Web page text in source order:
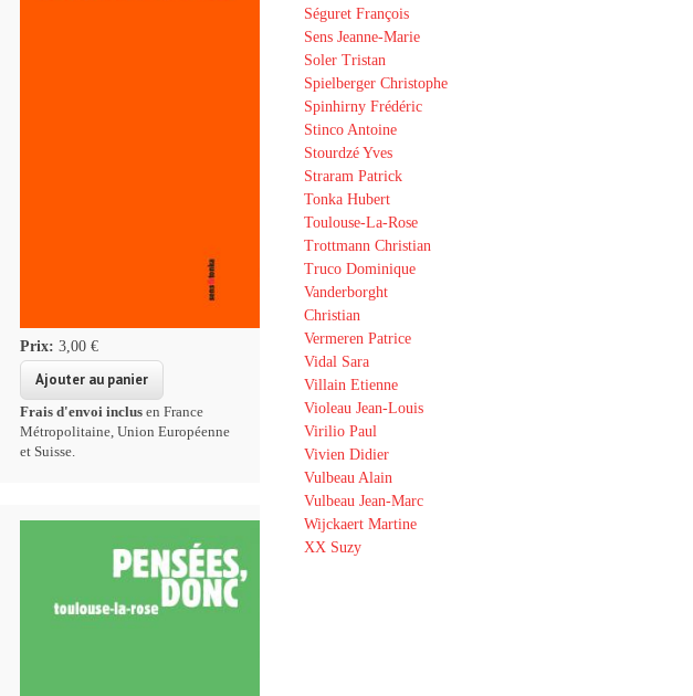
Prix:3,00 €
Frais d'envoi inclus en France
Métropolitaine, Union Européenne
et Suisse.
Séguret François
Sens Jeanne-Marie
Soler Tristan
Spielberger Christophe
Spinhirny Frédéric
Stinco Antoine
Stourdzé Yves
Straram Patrick
Tonka Hubert
Toulouse-La-Rose
Trottmann Christian
Truco Dominique
Vanderborght
Christian
Vermeren Patrice
Vidal Sara
Villain Etienne
Violeau Jean-Louis
Virilio Paul
Vivien Didier
Vulbeau Alain
Vulbeau Jean-Marc
Wijckaert Martine
XX Suzy